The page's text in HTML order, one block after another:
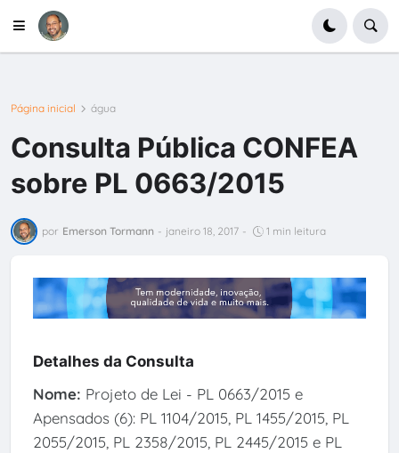
Página inicial água
Consulta Pública CONFEA
sobre PL 0663/2015
por Emerson Tormann - janeiro 18, 2017 - 1 min leitura
Detalhes da Consulta
Nome: Projeto de Lei - PL 0663/2015 e
Apensados (6): PL 1104/2015, PL 1455/2015, PL
2055/2015, PL 2358/2015, PL 2445/2015 e PL